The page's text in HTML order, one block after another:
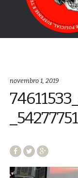
novembro 1, 2019